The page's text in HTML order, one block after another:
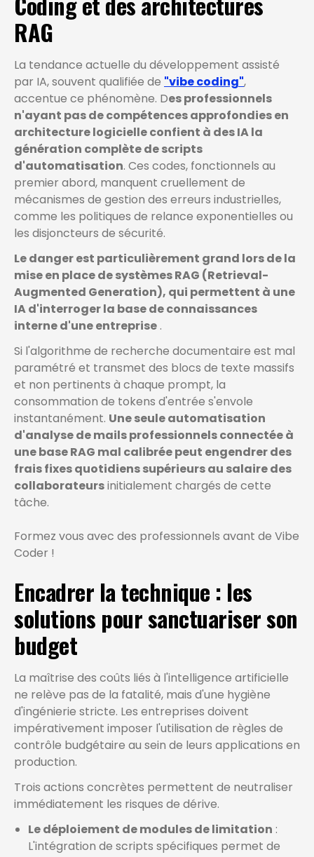
RAG
La tendance actuelle du développement assisté
par IA, souvent qualifiée de "vibe coding",
accentue ce phénomène. Des professionnels
n'ayant pas de compétences approfondies en
architecture logicielle confient à des IA la
génération complète de scripts
d'automatisation. Ces codes, fonctionnels au
premier abord, manquent cruellement de
mécanismes de gestion des erreurs industrielles,
comme les politiques de relance exponentielles ou
les disjoncteurs de sécurité.
Le danger est particulièrement grand lors de la
mise en place de systèmes RAG (Retrieval-
Augmented Generation), qui permettent à une
IA d'interroger la base de connaissances
interne d'une entreprise .
Si l'algorithme de recherche documentaire est mal
paramétré et transmet des blocs de texte massifs
et non pertinents à chaque prompt, la
consommation de tokens d'entrée s'envole
instantanément. Une seule automatisation
d'analyse de mails professionnels connectée à
une base RAG mal calibrée peut engendrer des
frais fixes quotidiens supérieurs au salaire des
collaborateursinitialement chargés de cette
tâche.
Formez vous avec des professionnels avant de Vibe
Coder !
Encadrer la technique : les
solutions pour sanctuariser son
budget
La maîtrise des coûts liés à l'intelligence artificielle
ne relève pas de la fatalité, mais d'une hygiène
d'ingénierie stricte. Les entreprises doivent
impérativement imposer l'utilisation de règles de
contrôle budgétaire au sein de leurs applications en
production.
Trois actions concrètes permettent de neutraliser
immédiatement les risques de dérive.
Le déploiement de modules de limitation :
L'intégration de scripts spécifiques permet de